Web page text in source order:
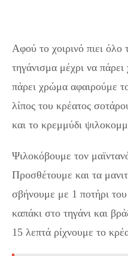
Αφού το χοιρινό πιει όλο
τηγάνισμα μέχρι να
πάρει χρώμα αφαιρούμε
λίπος του κρέατος
και το κρεμμύδι
Ψιλοκόβουμε τον
Προσθέτουμε και τα
σβήνουμε με 1 ποτήρι
καπάκι στο τηγάνι και
15 λεπτά ρίχνουμε το